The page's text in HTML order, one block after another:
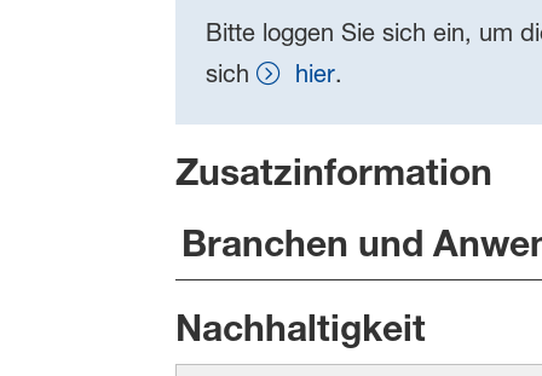
Bitte loggen Sie sich ein, um
sich
hier.
Zusatzinformation
Branchen und
Nachhaltigkeit